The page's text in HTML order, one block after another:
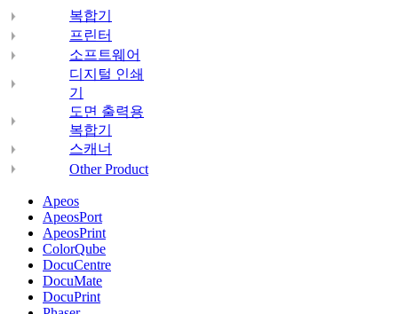
복합기
프린터
소프트웨어
디지털 인쇄
기
도면 출력용
복합기
스캐너
Other Product
Apeos
ApeosPort
ApeosPrint
ColorQube
DocuCentre
DocuMate
DocuPrint